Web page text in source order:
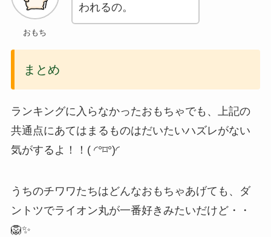
おもち
われるの。
まとめ
ランキングに入らなかったおもちゃでも、上記の
共通点にあてはまるものはだいたいハズレがない
気がするよ！！( ◜°⌑°)◜
うちのチワワたちはどんなおもちゃあげても、ダ
ントツでライオン丸が一番好きみたいだけど・・
🦁✨